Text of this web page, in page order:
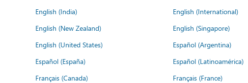
English (India)
English (International)
English (New Zealand)
English (Singapore)
English (United States)
Español (Argentina)
Español (España)
Español (Latinoamérica)
Français (Canada)
Français (France)